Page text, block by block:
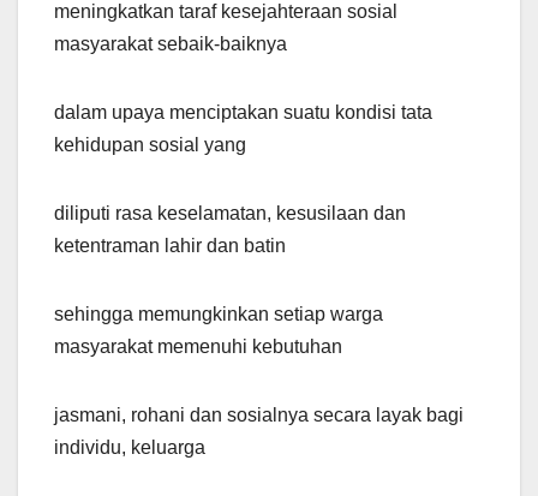
meningkatkan taraf kesejahteraan sosial
masyarakat sebaik-baiknya
dalam upaya menciptakan suatu kondisi tata
kehidupan sosial yang
diliputi rasa keselamatan, kesusilaan dan
ketentraman lahir dan batin
sehingga memungkinkan setiap warga
masyarakat memenuhi kebutuhan
jasmani, rohani dan sosialnya secara layak bagi
individu, keluarga